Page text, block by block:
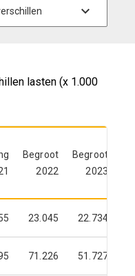
lasten (x 1.000
Begroot
2022
Begroot
2023
23.045 22.734
71.226 51.727